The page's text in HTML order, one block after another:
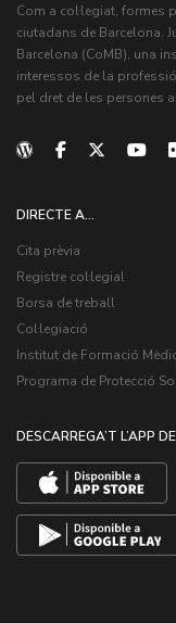
Com a col·legiat, formes
ciutadans de Barcelona.
Barcelona (CoMB), una
interessos de la
pel dret de les persones
DIRECTE A...
Cita prèvia
Registre col·legial
Borsa de treball
Col·legiació
Institut de Formació
Programa de Protecció
DESCARREGA’T L’APP